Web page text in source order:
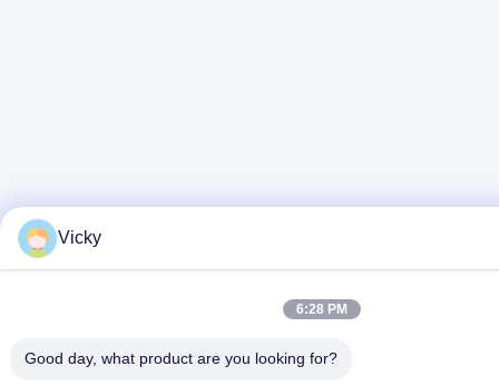
Vicky
6:28 PM
Good day, what product are you looking for?